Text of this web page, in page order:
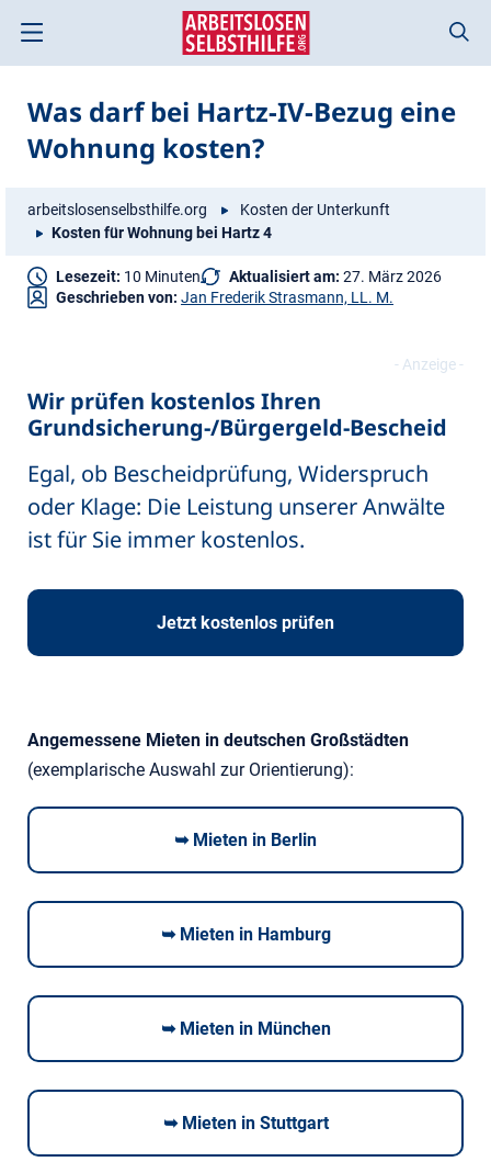
Inhalt
springen
Navigation
springen
Was darf bei Hartz-IV-Bezug eine
Wohnung kosten?
arbeitslosenselbsthilfe.org
Kosten der Unterkunft
Kosten für Wohnung bei Hartz 4
Lesezeit: 10 Minuten Aktualisiert am: 27. März 2026
Geschrieben von: Jan Frederik Strasmann, LL. M.
Wir prüfen kostenlos Ihren
Grundsicherung-/Bürgergeld-Bescheid
Egal, ob Bescheidprüfung, Widerspruch
oder Klage: Die Leistung unserer Anwälte
ist für Sie immer kostenlos.
Jetzt kostenlos prüfen
Angemessene Mieten in deutschen Großstädten
(exemplarische Auswahl zur Orientierung):
➥ Mieten in Berlin
➥ Mieten in Hamburg
➥ Mieten in München
➥ Mieten in Stuttgart